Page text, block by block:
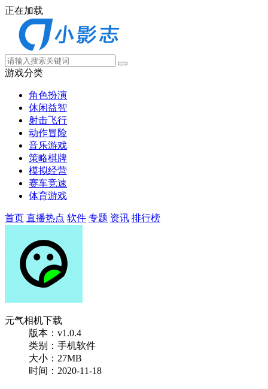
正在加载
游戏分类
角色扮演
休闲益智
射击飞行
动作冒险
音乐游戏
策略棋牌
模拟经营
赛车竞速
体育游戏
首页 直播热点 软件 专题 资讯 排行榜
元气相机下载
版本：v1.0.4
类别：手机软件
大小：27MB
时间：2020-11-18